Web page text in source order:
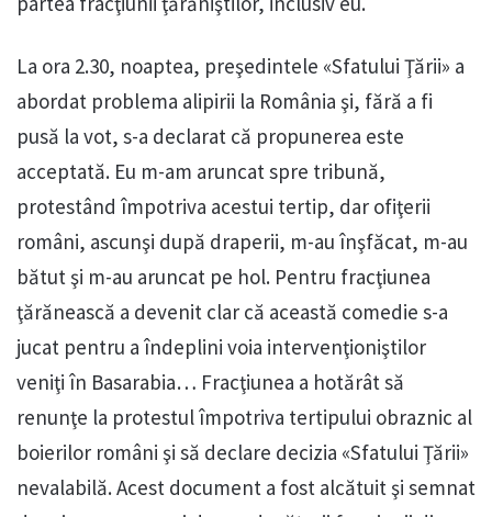
La ora 2.30, noaptea, preşedintele «Sfatului Ţării» a
abordat problema alipirii la România şi, fără a fi
pusă la vot, s-a declarat că propunerea este
acceptată. Eu m-am aruncat spre tribună,
protestând împotriva acestui tertip, dar ofiţerii
români, ascunşi după draperii, m-au înşfăcat, m-au
bătut şi m-au aruncat pe hol. Pentru fracţiunea
ţărănească a devenit clar că această comedie s-a
jucat pentru a îndeplini voia intervenţioniştilor
veniţi în Basarabia… Fracţiunea a hotărât să
renunţe la protestul împotriva tertipului obraznic al
boierilor români şi să declare decizia «Sfatului Ţării»
nevalabilă. Acest document a fost alcătuit şi semnat